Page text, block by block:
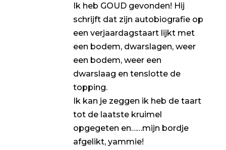
Ik heb GOUD gevonden! Hij
schrijft dat zijn autobiografie op
een verjaardagstaart lijkt met
een bodem, dwarslagen, weer
een bodem, weer een
dwarslaag en tenslotte de
topping.
Ik kan je zeggen ik heb de taart
tot de laatste kruimel
opgegeten en……mijn bordje
afgelikt, yammie!